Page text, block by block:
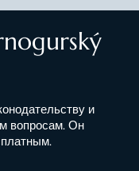
и
вопросам. Он